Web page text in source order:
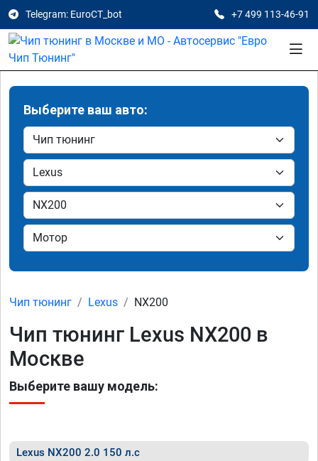
Telegram: EuroCT_bot +7 499 113-46-91
Выберите ваш авто:
Чип тюнинг Lexus NX200
Чип тюнинг Lexus NX200 в
Москве
Выберите вашу модель:
Lexus NX200 2.0 150 л.с